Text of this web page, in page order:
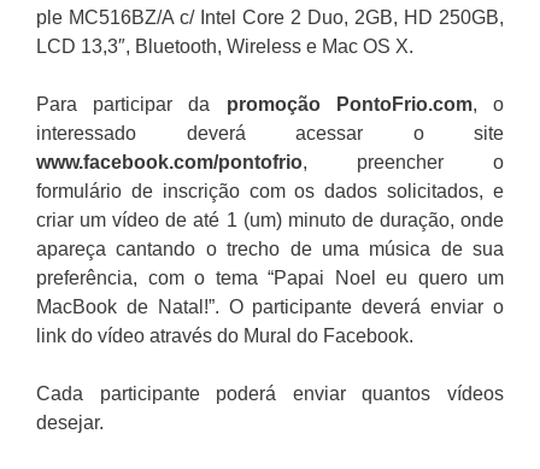
ple MC516BZ/A c/ Intel Core 2 Duo, 2GB, HD 250GB,
LCD 13,3″, Bluetooth, Wireless e Mac OS X.
Para participar da promoção PontoFrio.com, o
interessado deverá acessar o site
www.facebook.com/pontofrio, preencher o
formulário de inscrição com os dados solicitados, e
criar um vídeo de até 1 (um) minuto de duração, onde
apareça cantando o trecho de uma música de sua
preferência, com o tema “Papai Noel eu quero um
MacBook de Natal!”. O participante deverá enviar o
link do vídeo através do Mural do Facebook.
Cada participante poderá enviar quantos vídeos
desejar.